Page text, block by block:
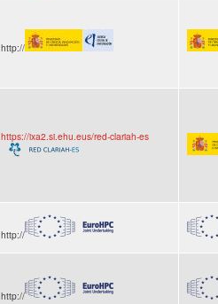
http://
https://ixa2.si.ehu.eus/red-clariah-es
http://
http://